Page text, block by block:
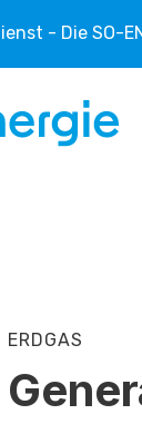
- Die SO-
ERDGAS